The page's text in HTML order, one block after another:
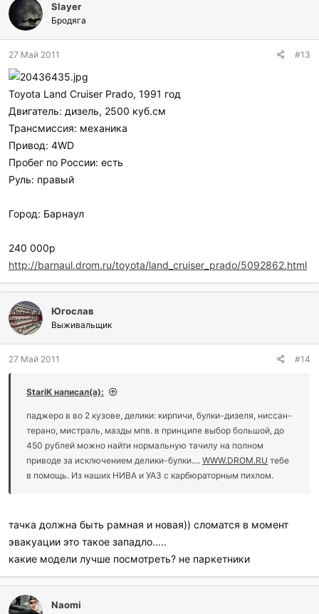
Slayer
Бродяга
27 Май 2011 #13
Toyota Land Cruiser Prado, 1991 год
Двигатель: дизель, 2500 куб.см
Трансмиссия: механика
Привод: 4WD
Пробег по России: есть
Руль: правый
Город: Барнаул
240 000р
http://barnaul.drom.ru/toyota/land_cruiser_prado/5092862.html
Югослав
Выживальщик
27 Май 2011 #14
StariK написал(а):
паджеро в во 2 кузове, делики: кирпичи, булки-дизеля, ниссан-
терано, мистраль, мазды мпв. в принципе выбор большой, до
450 рублей можно найти нормальную тачилу на полном
приводе за исключением делики-булки.... WWW.DROM.RU тебе
в помощь. Из наших НИВА и УАЗ с карбюраторным пихлом.
тачка должна быть рамная и новая)) сломатся в момент
эвакуации это такое западло.....
какие модели лучше посмотреть? не паркетники
Naomi